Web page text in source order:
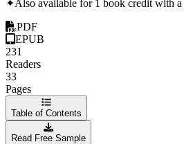
✦Also available for 1 book credit with a
PDF
EPUB
231
Readers
33
Pages
Table of Contents
Read Free Sample